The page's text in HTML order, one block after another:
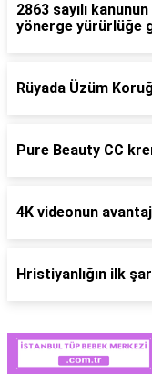
2863 sayılı
yönerge yürürlüğe
Rüyada Üzüm
Pure Beauty CC
4K videonun
Hristiyanlığın ilk